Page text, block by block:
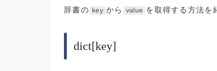
辞書の key から value を取得する方法を
dict[key]